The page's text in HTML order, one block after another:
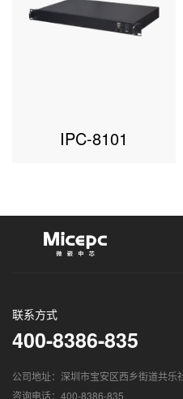
IPC-8101
联系方式
400-8386-835
公司地址：深圳市宝安区西乡街道共
咨询电话：400-8386-835